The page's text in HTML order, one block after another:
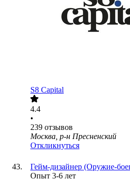
S8 Capital
4.4
•
239 отзывов
Москва, р-н Пресненский
Откликнуться
Гейм-дизайнер (Оружие-
Опыт 3-6 лет